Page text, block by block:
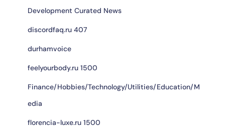
Development Curated News
discordfaq.ru 407
durhamvoice
feelyourbody.ru 1500
Finance/Hobbies/Technology/Utilities/Education/M
edia
florencia-luxe.ru 1500